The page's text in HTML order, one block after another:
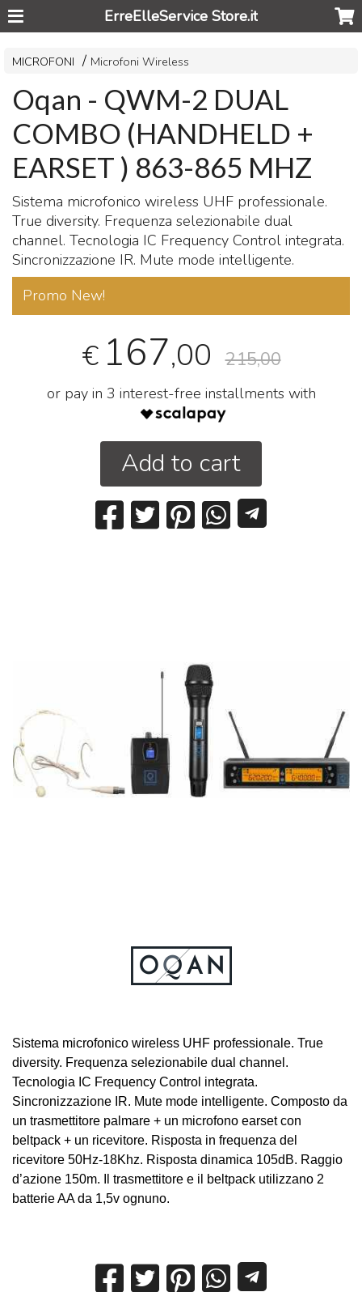
ErreElleService Store.it
MICROFONI Microfoni Wireless
Oqan - QWM-2 DUAL
COMBO (HANDHELD +
EARSET ) 863-865 MHZ
Sistema microfonico wireless UHF professionale.
True diversity. Frequenza selezionabile dual
channel. Tecnologia IC Frequency Control integrata.
Sincronizzazione IR. Mute mode intelligente.
Promo New!
€ 167,00 215,00
or pay in 3 interest-free installments with
Add to cart
Sistema microfonico wireless UHF professionale. True
diversity. Frequenza selezionabile dual channel.
Tecnologia IC Frequency Control integrata.
Sincronizzazione IR. Mute mode intelligente. Composto da
un trasmettitore palmare + un microfono earset con
beltpack + un ricevitore. Risposta in frequenza del
ricevitore 50Hz-18Khz. Risposta dinamica 105dB. Raggio
d’azione 150m. Il trasmettitore e il beltpack utilizzano 2
batterie AA da 1,5v ognuno.